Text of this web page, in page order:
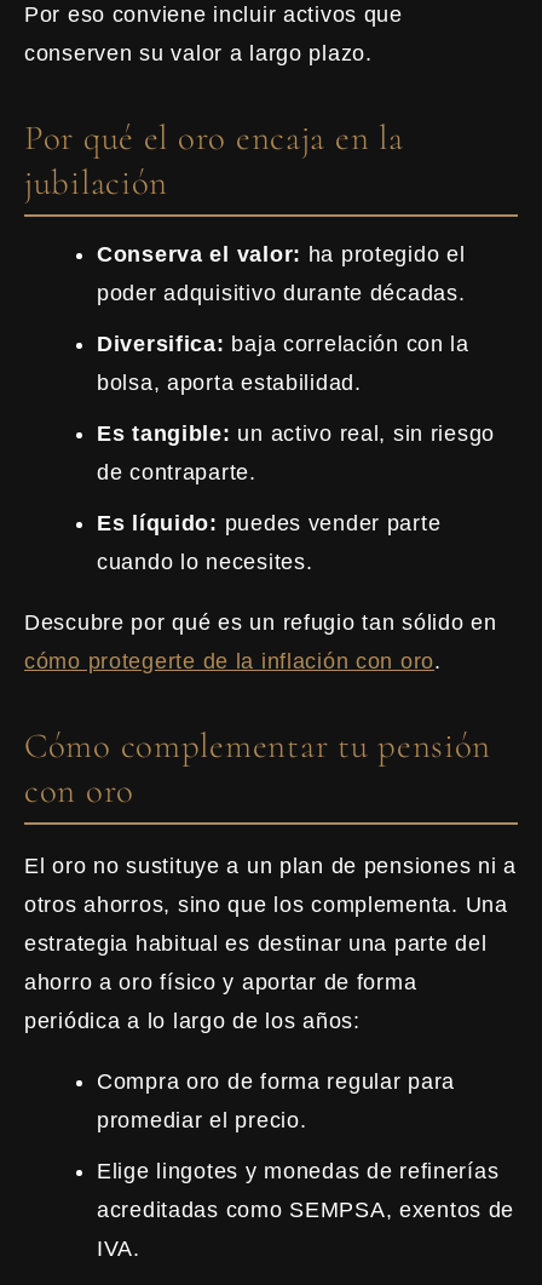
Por eso conviene incluir activos que
conserven su valor a largo plazo.
Por qué el oro encaja en la
jubilación
Conserva el valor: ha protegido el
poder adquisitivo durante décadas.
Diversifica: baja correlación con la
bolsa, aporta estabilidad.
Es tangible: un activo real, sin riesgo
de contraparte.
Es líquido: puedes vender parte
cuando lo necesites.
Descubre por qué es un refugio tan sólido en
cómo protegerte de la inflación con oro.
Cómo complementar tu pensión
con oro
El oro no sustituye a un plan de pensiones ni a
otros ahorros, sino que los complementa. Una
estrategia habitual es destinar una parte del
ahorro a oro físico y aportar de forma
periódica a lo largo de los años:
Compra oro de forma regular para
promediar el precio.
Elige lingotes y monedas de refinerías
acreditadas como SEMPSA, exentos de
IVA.